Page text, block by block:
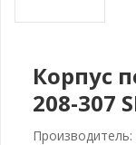
Корпус
208-307
Производитель: